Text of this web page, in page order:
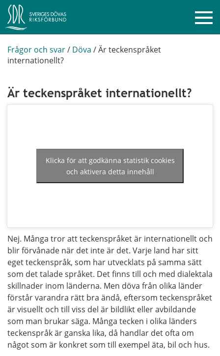
Frågor och svar/ Döva /Är teckenspråket
internationellt?
Är teckenspråket internationellt?
Klicka för att godkänna statistik cookies
och aktivera detta innehåll
Nej. Många tror att teckenspråket är internationellt och
blir förvånade när det inte är det. Varje land har sitt
eget teckenspråk, som har utvecklats på samma sätt
som det talade språket. Det finns till och med dialektala
skillnader inom länderna. Men döva från olika länder
förstår varandra rätt bra ändå, eftersom teckenspråket
är visuellt och till viss del är bildlikt eller avbildande
som man brukar säga. Många tecken i olika länders
teckenspråk är ganska lika, då handlar det ofta om
något som är konkret som till exempel äta, bil och hus.